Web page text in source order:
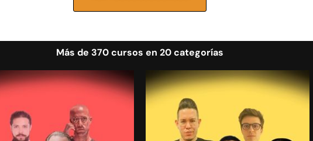
Más de 370 cursos en 20 categorías